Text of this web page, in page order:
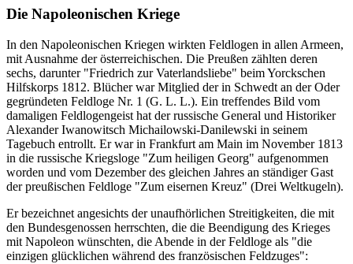
Die Napoleonischen Kriege
In den Napoleonischen Kriegen wirkten Feldlogen in allen Armeen,
mit Ausnahme der österreichischen. Die Preußen zählten deren
sechs, darunter "Friedrich zur Vaterlandsliebe" beim Yorckschen
Hilfskorps 1812. Blücher war Mitglied der in Schwedt an der Oder
gegründeten Feldloge Nr. 1 (G. L. L.). Ein treffendes Bild vom
damaligen Feldlogengeist hat der russische General und Historiker
Alexander Iwanowitsch Michailowski-Danilewski in seinem
Tagebuch entrollt. Er war in Frankfurt am Main im November 1813
in die russische Kriegsloge "Zum heiligen Georg" aufgenommen
worden und vom Dezember des gleichen Jahres an ständiger Gast
der preußischen Feldloge "Zum eisernen Kreuz" (Drei Weltkugeln).
Er bezeichnet angesichts der unaufhörlichen Streitigkeiten, die mit
den Bundesgenossen herrschten, die die Beendigung des Krieges
mit Napoleon wünschten, die Abende in der Feldloge als "die
einzigen glücklichen während des französischen Feldzuges":